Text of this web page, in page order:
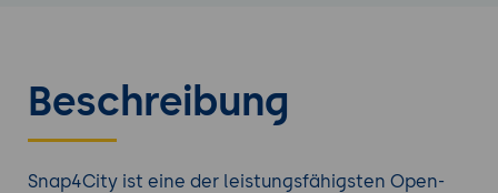
Beschreibung
Snap4City ist eine der leistungsfähigsten Open-